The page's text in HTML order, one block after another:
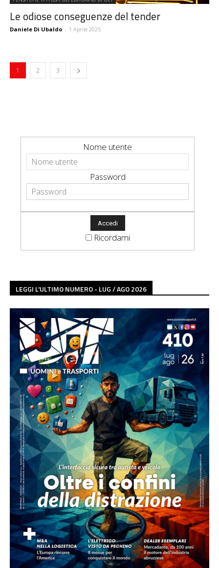
Le odiose conseguenze del tender
Daniele Di Ubaldo - 1 Aprile 2025
1 2 3
Nome utente
Password
Ricordami
LEGGI L'ULTIMO NUMERO - LUG / AGO 2026